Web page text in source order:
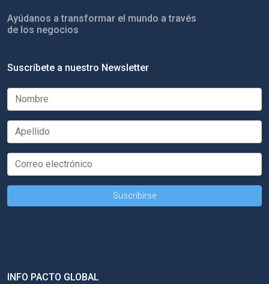
Ayúdanos a transformar el mundo a través
de los negocios
Suscríbete a nuestro Newsletter
INFO PACTO GLOBAL